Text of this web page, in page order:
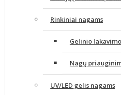
Rinkiniai nagams
Gelinio
Nagų
UV/LED gelis nagams